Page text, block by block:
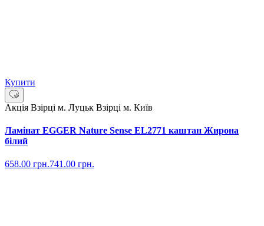
Купити
Акція Взірці м. Луцьк Взірці м. Київ
Ламінат EGGER Nature Sense EL2771 каштан Жирона
білий
658.00 грн.741.00 грн.